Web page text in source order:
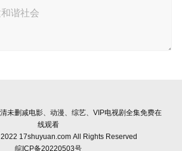
未删减电影、动漫、综艺、VIP电视剧全集免费在
线观看
17shuyuan.com All Rights Reserved
皖ICP备20220503号